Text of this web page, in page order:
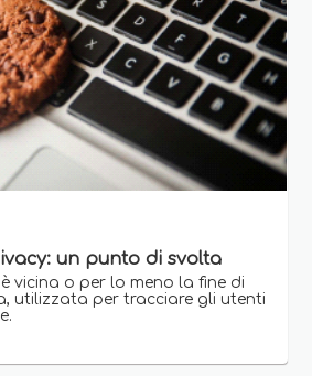
un punto di svolta
vicina o per lo meno la fine di
utilizzata per tracciare gli utenti